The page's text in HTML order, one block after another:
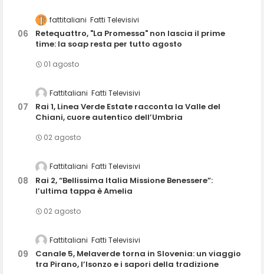
fattitaliani Fatti Televisivi
Retequattro, "La Promessa" non lascia il prime
time: la soap resta per tutto agosto
01 agosto
Fattitaliani Fatti Televisivi
Rai 1, Linea Verde Estate racconta la Valle del
Chiani, cuore autentico dell’Umbria
02 agosto
Fattitaliani Fatti Televisivi
Rai 2, “Bellissima Italia Missione Benessere”:
l’ultima tappa è Amelia
02 agosto
Fattitaliani Fatti Televisivi
Canale 5, Melaverde torna in Slovenia: un viaggio
tra Pirano, l’Isonzo e i sapori della tradizione